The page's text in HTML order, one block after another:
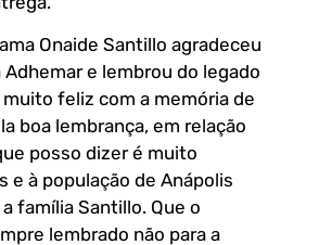
Onaide Santillo agradeceu
e lembrou do legado
muito feliz com a memória de
boa lembrança, em relação
posso dizer é muito
e à população de Anápolis
família Santillo. Que o
lembrado não para a